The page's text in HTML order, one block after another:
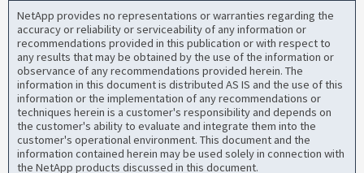
NetApp provides no representations or warranties regarding the
accuracy or reliability or serviceability of any information or
recommendations provided in this publication or with respect to
any results that may be obtained by the use of the information or
observance of any recommendations provided herein. The
information in this document is distributed AS IS and the use of this
information or the implementation of any recommendations or
techniques herein is a customer's responsibility and depends on
the customer's ability to evaluate and integrate them into the
customer's operational environment. This document and the
information contained herein may be used solely in connection with
the NetApp products discussed in this document.